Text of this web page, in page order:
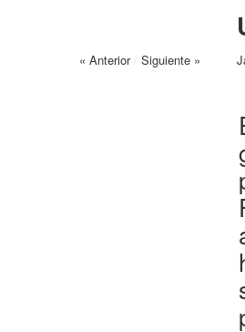
« Anterior / Siguiente »